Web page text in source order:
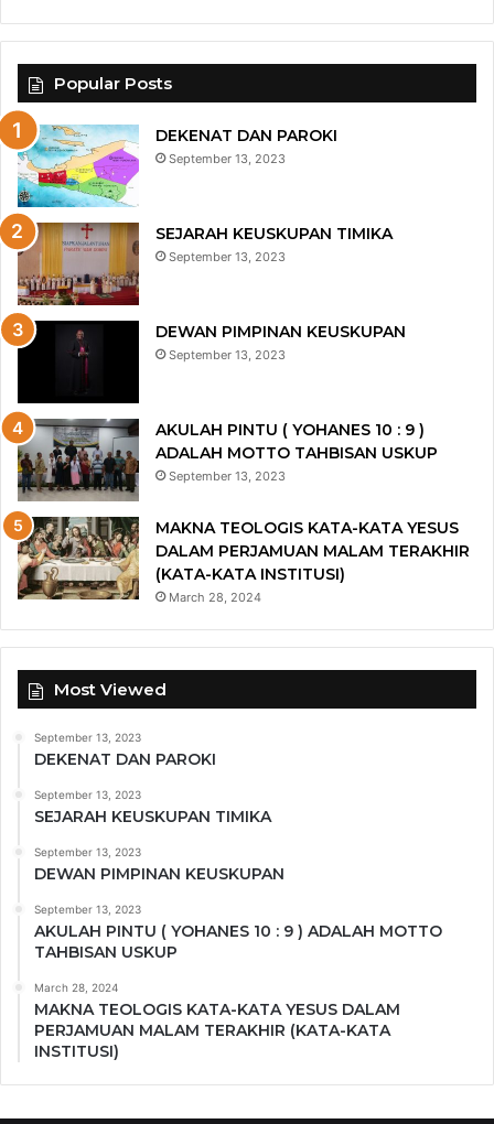
Popular Posts
DEKENAT DAN PAROKI
September 13, 2023
SEJARAH KEUSKUPAN TIMIKA
September 13, 2023
DEWAN PIMPINAN KEUSKUPAN
September 13, 2023
AKULAH PINTU ( YOHANES 10 : 9 )
ADALAH MOTTO TAHBISAN USKUP
September 13, 2023
MAKNA TEOLOGIS KATA-KATA YESUS
DALAM PERJAMUAN MALAM TERAKHIR
(KATA-KATA INSTITUSI)
March 28, 2024
Most Viewed
September 13, 2023
DEKENAT DAN PAROKI
September 13, 2023
SEJARAH KEUSKUPAN TIMIKA
September 13, 2023
DEWAN PIMPINAN KEUSKUPAN
September 13, 2023
AKULAH PINTU ( YOHANES 10 : 9 ) ADALAH MOTTO
TAHBISAN USKUP
March 28, 2024
MAKNA TEOLOGIS KATA-KATA YESUS DALAM
PERJAMUAN MALAM TERAKHIR (KATA-KATA
INSTITUSI)